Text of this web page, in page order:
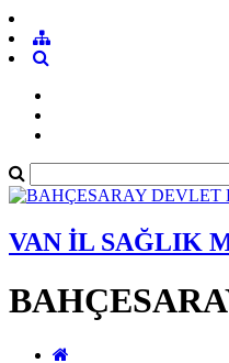
VAN İL SAĞLIK